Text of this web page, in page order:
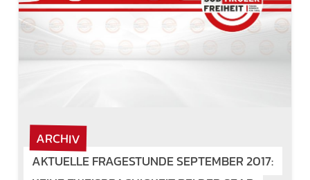
ARCHIV
AKTUELLE FRAGESTUNDE SEPTEMBER 2017: